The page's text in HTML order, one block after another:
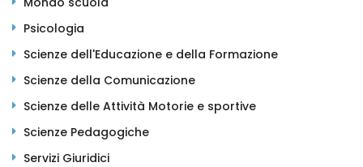
Psicologia
Scienze dell'Educazione e della Formazione
Scienze della Comunicazione
Scienze delle Attività Motorie e sportive
Scienze Pedagogiche
Servizi Giuridici